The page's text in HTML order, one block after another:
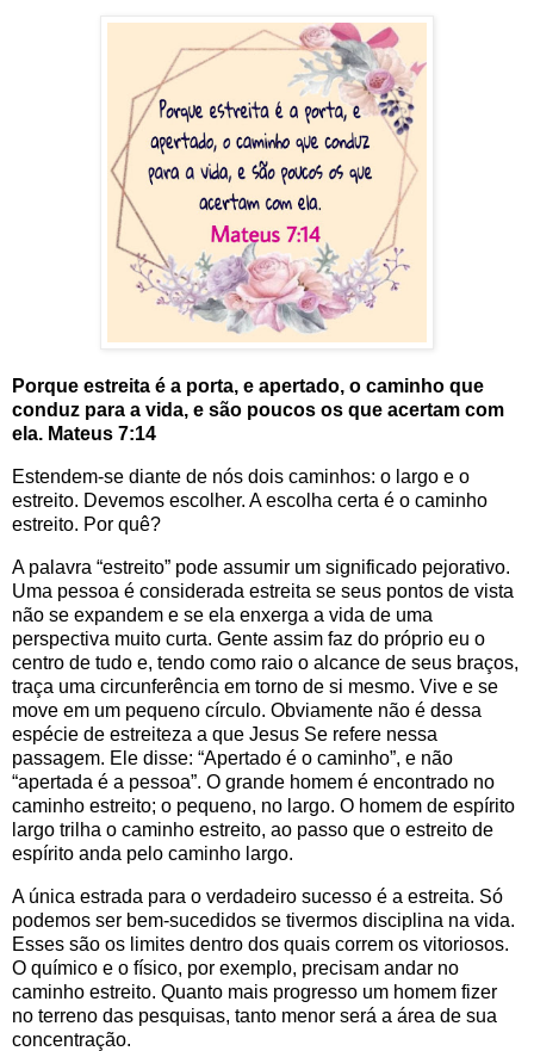
Porque estreita é a porta, e apertado, o caminho que
conduz para a vida, e são poucos os que acertam com
ela. Mateus 7:14
Estendem-se diante de nós dois caminhos: o largo e o
estreito. Devemos escolher. A escolha certa é o caminho
estreito. Por quê?
A palavra “estreito” pode assumir um significado pejorativo.
Uma pessoa é considerada estreita se seus pontos de vista
não se expandem e se ela enxerga a vida de uma
perspectiva muito curta. Gente assim faz do próprio eu o
centro de tudo e, tendo como raio o alcance de seus braços,
traça uma circunferência em torno de si mesmo. Vive e se
move em um pequeno círculo. Obviamente não é dessa
espécie de estreiteza a que Jesus Se refere nessa
passagem. Ele disse: “Apertado é o caminho”, e não
“apertada é a pessoa”. O grande homem é encontrado no
caminho estreito; o pequeno, no largo. O homem de espírito
largo trilha o caminho estreito, ao passo que o estreito de
espírito anda pelo caminho largo.
A única estrada para o verdadeiro sucesso é a estreita. Só
podemos ser bem-sucedidos se tivermos disciplina na vida.
Esses são os limites dentro dos quais correm os vitoriosos.
O químico e o físico, por exemplo, precisam andar no
caminho estreito. Quanto mais progresso um homem fizer
no terreno das pesquisas, tanto menor será a área de sua
concentração.